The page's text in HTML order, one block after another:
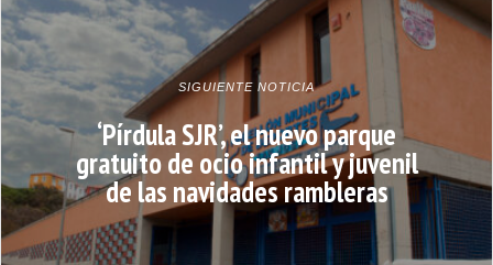
SIGUIENTE NOTICIA
‘Pírdula SJR’, el nuevo parque
gratuito de ocio infantil y juvenil
de las navidades rambleras